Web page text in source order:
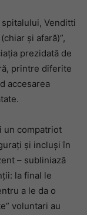
Venditti
și afară)”,
prezidată de
printre diferite
accesarea
un compatriot
și incluși în
– subliniază
la final le
a le da o
voluntari au